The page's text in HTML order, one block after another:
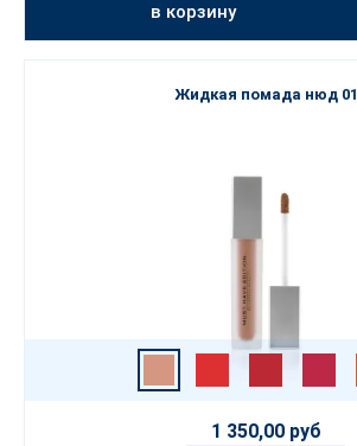
в корзину
Жидкая помада нюд 01
1 350,00 руб